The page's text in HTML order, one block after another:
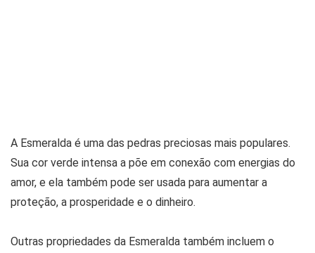
A Esmeralda é uma das pedras preciosas mais populares.
Sua cor verde intensa a põe em conexão com energias do
amor, e ela também pode ser usada para aumentar a
proteção, a prosperidade e o dinheiro.
Outras propriedades da Esmeralda também incluem o